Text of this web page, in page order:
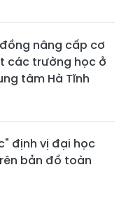
đồng nâng cấp cơ
các trường học ở
tâm Hà Tĩnh
định vị đại học
bản đồ toàn